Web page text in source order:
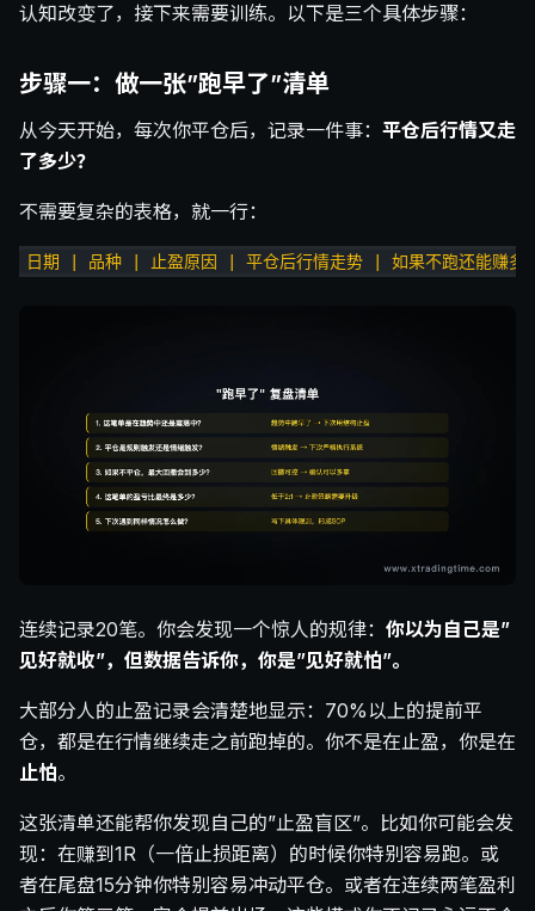
认知改变了，接下来需要训练。以下是三个具体步骤：
步骤一：做一张”跑早了”清单
从今天开始，每次你平仓后，记录一件事： 平仓后行情又走
了多少？
不需要复杂的表格，就一行：
日期 | 品种 | 止盈原因 | 平仓后行情走势 | 如果不跑还能赚多
连续记录20笔。你会发现一个惊人的规律： 你以为自己是”
见好就收”，但数据告诉你，你是”见好就怕”。
大部分人的止盈记录会清楚地显示：70%以上的提前平
仓，都是在行情继续走之前跑掉的。你不是在止盈，你是在
止怕。
这张清单还能帮你发现自己的”止盈盲区”。比如你可能会发
现：在赚到1R（一倍止损距离）的时候你特别容易跑。或
者在尾盘15分钟你特别容易冲动平仓。或者在连续两笔盈利